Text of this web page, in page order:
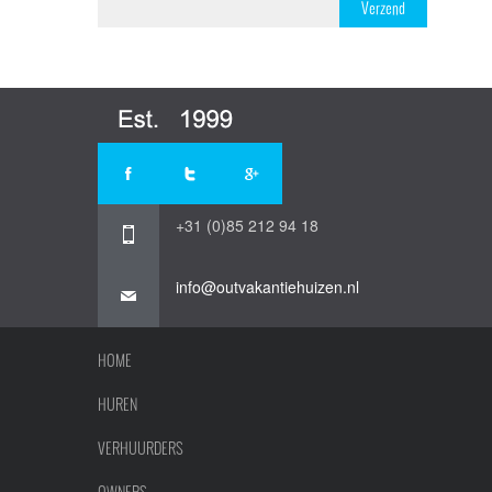
Verzend
+31 (0)85 212 94 18
info@outvakantiehuizen.nl
HOME
HUREN
VERHUURDERS